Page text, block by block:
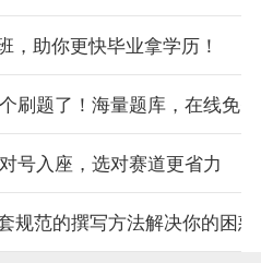
，助你更快毕业拿学历！
刷题了！海量题库，在线免
号入座，选对赛道更省力
规范的撰写方法解决你的困惑